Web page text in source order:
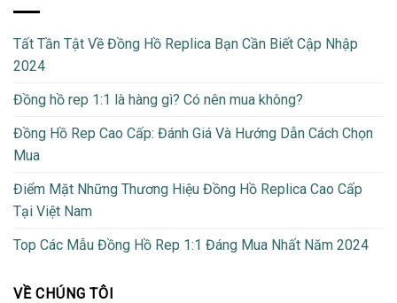
Tất Tần Tật Về Đồng Hồ Replica Bạn Cần Biết Cập Nhập
2024
Đồng hồ rep 1:1 là hàng gì? Có nên mua không?
Đồng Hồ Rep Cao Cấp: Đánh Giá Và Hướng Dẫn Cách Chọn
Mua
Điểm Mặt Những Thương Hiệu Đồng Hồ Replica Cao Cấp
Tại Việt Nam
Top Các Mẫu Đồng Hồ Rep 1:1 Đáng Mua Nhất Năm 2024
VỀ CHÚNG TÔI